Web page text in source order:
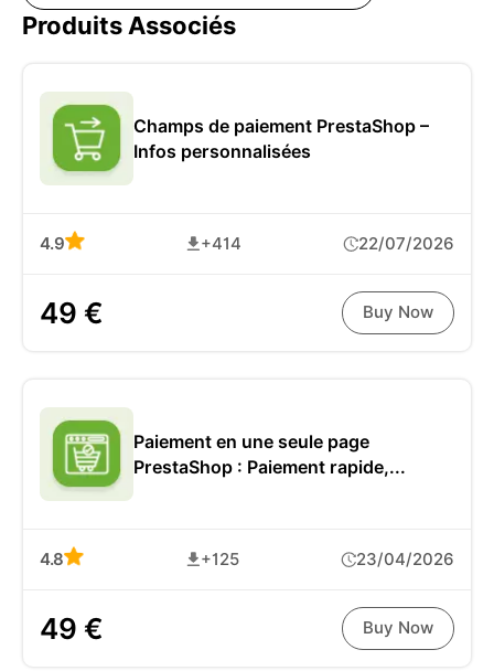
Produits Associés
Champs de paiement PrestaShop –
Infos personnalisées
4.9 +414 22/07/2026
49 € Buy Now
Paiement en une seule page
PrestaShop : Paiement rapide,...
4.8 +125 23/04/2026
49 € Buy Now